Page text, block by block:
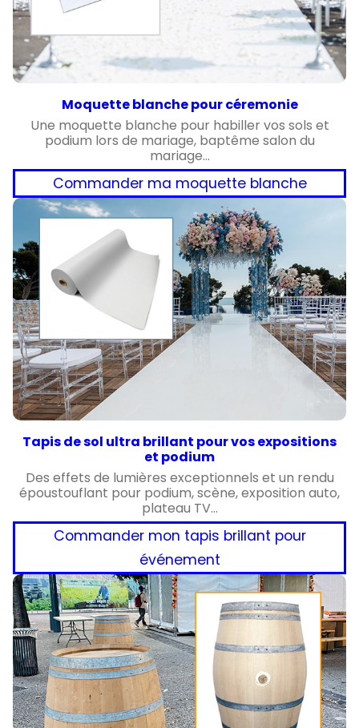
Moquette blanche pour céremonie
Une moquette blanche pour habiller vos sols et
podium lors de mariage, baptême salon du
mariage…
Commander ma moquette blanche
Tapis de sol ultra brillant pour vos expositions
et podium
Des effets de lumières exceptionnels et un rendu
époustouflant pour podium, scène, exposition auto,
plateau TV…
Commander mon tapis brillant pour
événement